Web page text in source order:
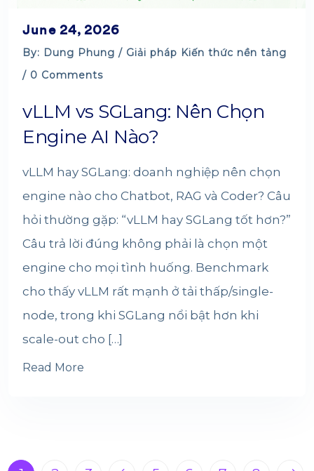
June 24, 2026
By: Dung Phung / Giải pháp Kiến thức nền tảng
/ 0 Comments
vLLM vs SGLang: Nên Chọn
Engine AI Nào?
vLLM hay SGLang: doanh nghiệp nên chọn
engine nào cho Chatbot, RAG và Coder? Câu
hỏi thường gặp: “vLLM hay SGLang tốt hơn?”
Câu trả lời đúng không phải là chọn một
engine cho mọi tình huống. Benchmark
cho thấy vLLM rất mạnh ở tải thấp/single-
node, trong khi SGLang nổi bật hơn khi
scale-out cho […]
Read More